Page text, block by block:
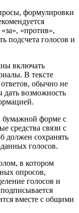
формулировки
«против»,
подсчета голосов и
включать
В тексте
обычно не
дать возможность
бумажной форме с
средства связи с
должен сохранять
голосов.
в котором
опросов,
голосов и
вместе с общими